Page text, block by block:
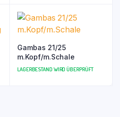
Gambas 21/25
m.Kopf/m.Schale
LAGERBESTAND WIRD ÜBERPRÜFT